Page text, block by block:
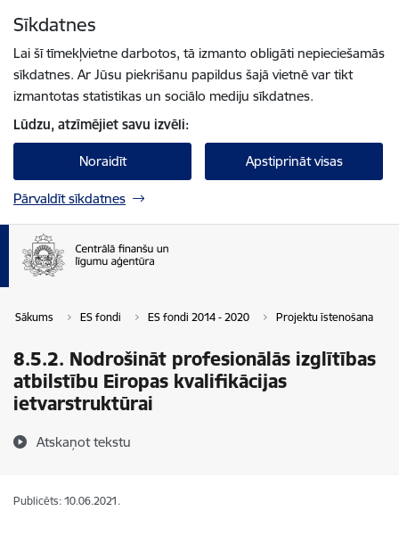
Sīkdatnes
Lai šī tīmekļvietne darbotos, tā izmanto obligāti nepieciešamās
sīkdatnes. Ar Jūsu piekrišanu papildus šajā vietnē var tikt
izmantotas statistikas un sociālo mediju sīkdatnes.
Lūdzu, atzīmējiet savu izvēli:
Noraidīt Apstiprināt visas
Pārvaldīt sīkdatnes
Sākums ES fondi ES fondi 2014 - 2020 Projektu īstenošana
8.5.2. Nodrošināt profesionālās izglītības
atbilstību Eiropas kvalifikācijas
ietvarstruktūrai
Atskaņot tekstu
Publicēts: 10.06.2021.